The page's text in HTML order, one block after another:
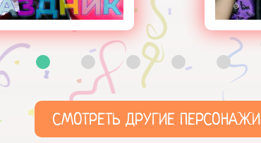
СМОТРЕТЬ ДРУГИЕ ПЕРСОНАЖИ